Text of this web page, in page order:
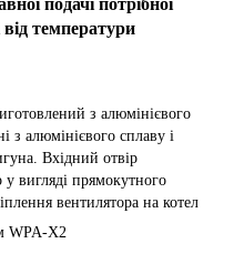
від температури
з алюмінієвого
з алюмінієвого сплаву і
Вхідний отвір
вигляді прямокутного
вентилятора на котел